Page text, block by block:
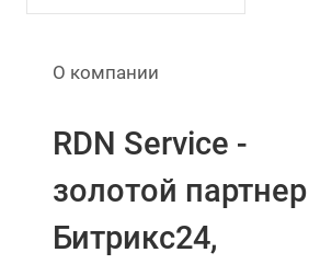
О компании
RDN Service -
золотой партнер
Битрикс24,